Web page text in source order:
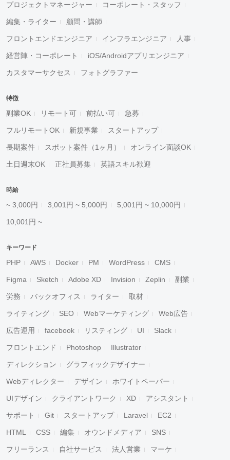
プロジェクトマネージャー コーポレート・スタッフ
編集・ライター 顧問・講師
フロントエンドエンジニア インフラエンジニア 人事
経営陣・コーポレート iOS/Androidアプリエンジニア
カスタマーサクセス フォトグラファー
特徴
副業OK リモート可 前払い可 急募
フルリモートOK 新規事業 スタートアップ
長期案件 スポット案件（1ヶ月） オンライン面談OK
土日週末OK 正社員募集 英語スキル歓迎
時給
~ 3,000円 3,001円 ~ 5,000円 5,001円 ~ 10,000円
10,001円 ~
キーワード
PHP AWS Docker PM WordPress CMS
Figma Sketch Adobe XD Invision Zeplin 副業
労務 バックオフィス ライター 取材
ライティング SEO Webマーケティング Web広告
広告運用 facebook リスティング UI Slack
フロントエンド Photoshop Illustrator
ディレクション グラフィックデザイナー
Webディレクター デザイン ホワイトペーパー
UIデザイン クライアントワーク XD アシスタント
サポート Git スタートアップ Laravel EC2
HTML CSS 編集 オウンドメディア SNS
フリーランス 自社サービス 法人営業 マーケ